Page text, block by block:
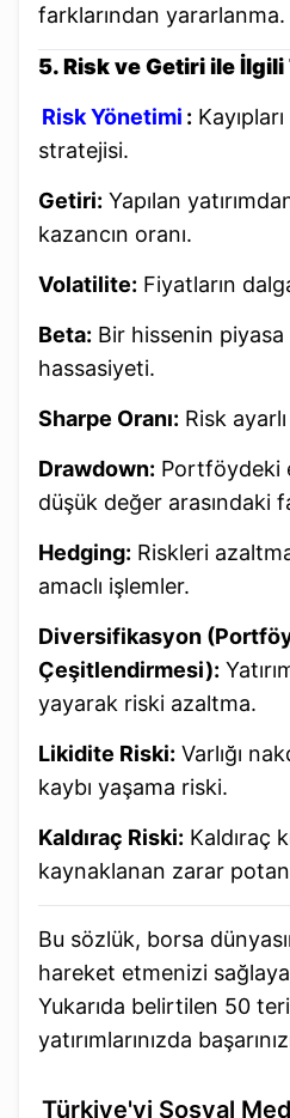
farklarından yararlanma.
5. Risk ve Getiri ile
Risk Yönetimi :
stratejisi.
Getiri: Yapılan
kazancın oranı.
Volatilite: Fiyatların
Beta: Bir hissenin piyasa
hassasiyeti.
Sharpe Oranı: Risk
Drawdown: Portföydeki
düşük değer arasındaki
Hedging: Riskleri
amaclı işlemler.
Diversifikasyon
Çeşitlendirmesi):
yayarak riski azaltma.
Likidite Riski: Varlığı
kaybı yaşama riski.
Kaldıraç Riski: Kaldıraç
kaynaklanan zarar
Bu sözlük, borsa
hareket etmenizi
Yukarıda belirtilen 50
yatırımlarınızda
Türkiye'yi Sosyal